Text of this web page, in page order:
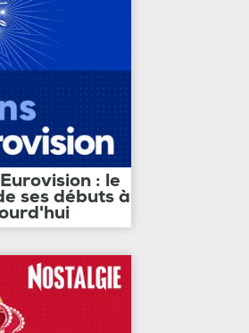
: le
ses débuts à